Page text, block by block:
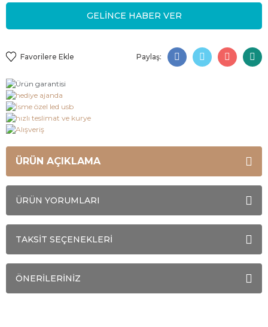
GELİNCE HABER VER
Paylaş:
ÜRÜN AÇIKLAMA
ÜRÜN YORUMLARI
TAKSİT SEÇENEKLERİ
ÖNERİLERİNİZ